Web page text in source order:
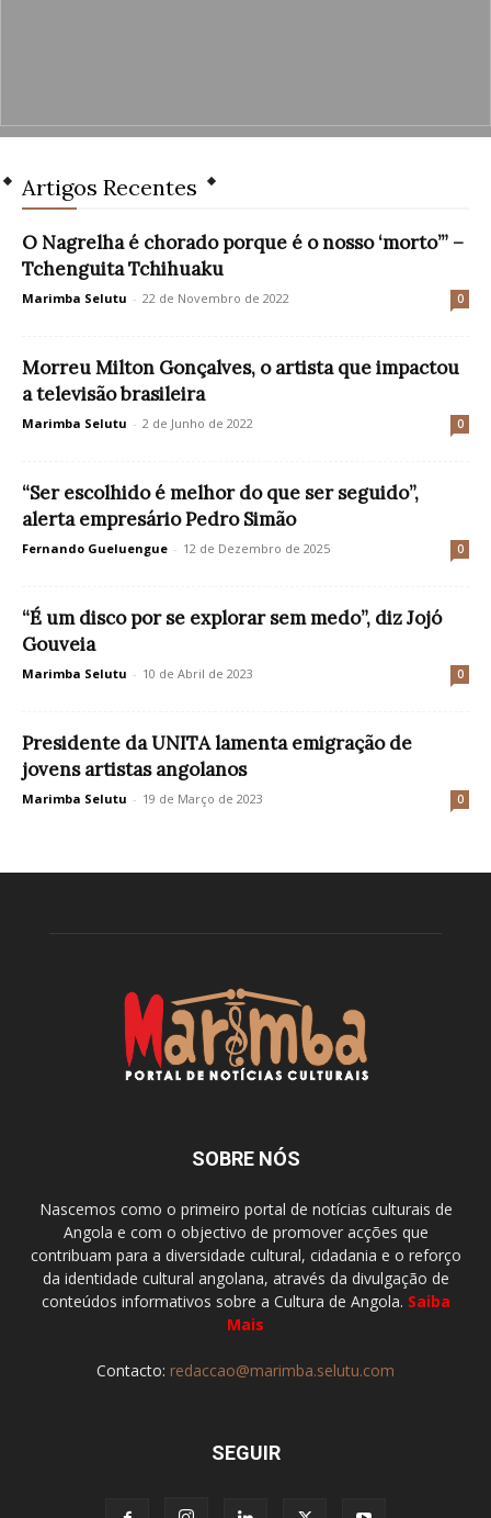
Artigos Recentes
O Nagrelha é chorado porque é o nosso ‘morto’” –
Tchenguita Tchihuaku
Marimba Selutu - 22 de Novembro de 2022 0
Morreu Milton Gonçalves, o artista que impactou
a televisão brasileira
Marimba Selutu - 2 de Junho de 2022 0
“Ser escolhido é melhor do que ser seguido”,
alerta empresário Pedro Simão
Fernando Gueluengue - 12 de Dezembro de 2025 0
“É um disco por se explorar sem medo”, diz Jojó
Gouveia
Marimba Selutu - 10 de Abril de 2023 0
Presidente da UNITA lamenta emigração de
jovens artistas angolanos
Marimba Selutu - 19 de Março de 2023 0
SOBRE NÓS
Nascemos como o primeiro portal de notícias culturais de
Angola e com o objectivo de promover acções que
contribuam para a diversidade cultural, cidadania e o reforço
da identidade cultural angolana, através da divulgação de
conteúdos informativos sobre a Cultura de Angola. Saiba
Mais
Contacto: redaccao@marimba.selutu.com
SEGUIR